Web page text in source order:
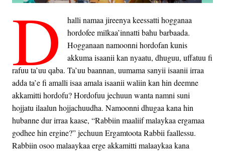
D
halli namaa jireenya keessatti hogganaa
hordofee milkaa’innatti bahu barbaada.
Hogganaan namoonni hordofan kunis
akkuma isaanii kan nyaatu, dhuguu, uffatuu fi
rafuu ta’uu qaba. Ta’uu baannan, uumama sanyii isaanii irraa
adda ta’e fi amalli isaa amala isaanii waliin kan hin deemne
akkamitti hordofu? Hordofuu jechuun wanta namni suni
hojjatu ilaalun hojjachuudha. Namoonni dhugaa kana hin
hubanne dur irraa kaase, “Rabbiin maaliif malaykaa ergamaa
godhee hin ergine?” jechuun Ergamtoota Rabbii faallessu.
Rabbiin osoo malaaykaa erge akkamitti malaaykaa kana